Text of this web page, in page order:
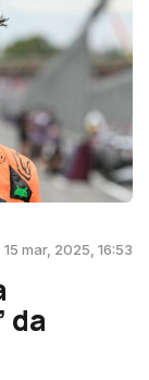
15 mar, 2025, 16:53
da